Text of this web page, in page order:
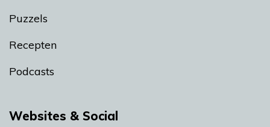
Puzzels
Recepten
Podcasts
Websites & Social